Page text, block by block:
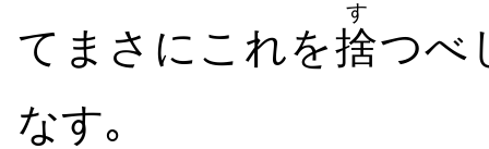
てまさにこれを捨
す
つべ
なす｡